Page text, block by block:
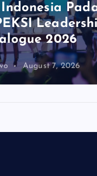
2026
August 7, 2026